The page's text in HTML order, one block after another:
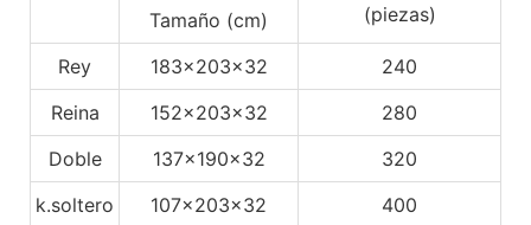
(piezas)
Tamaño (cm)
Rey
183x203x32
240
Reina
152x203x32
280
Doble
137x190x32
320
k.soltero
107x203x32
400